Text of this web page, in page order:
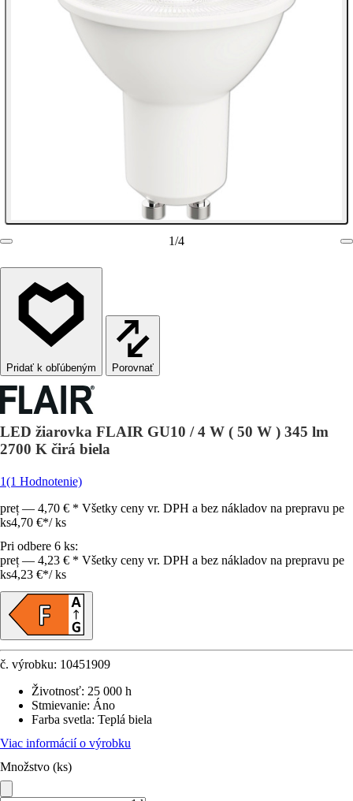
1/4
Porovnať
LED žiarovka FLAIR GU10 / 4 W ( 50 W ) 345 lm
2700 K čirá biela
1(1 Hodnotenie)
preț — 4,70 € * Všetky ceny vr. DPH a bez nákladov na prepravu pe
ks4,70 €*/ ks
Pri odbere 6 ks:
preț — 4,23 € * Všetky ceny vr. DPH a bez nákladov na prepravu pe
ks4,23 €*/ ks
č. výrobku: 10451909
Životnosť: 25 000 h
Stmievanie: Áno
Farba svetla: Teplá biela
Viac informácií o výrobku
Množstvo (ks)